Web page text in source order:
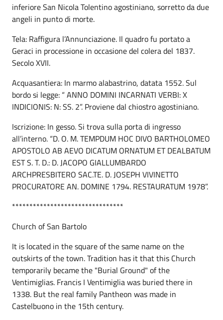
inferiore San Nicola Tolentino agostiniano, sorretto da due
angeli in punto di morte.
Tela: Raffigura l’Annunciazione. Il quadro fu portato a
Geraci in processione in occasione del colera del 1837.
Secolo XVII.
Acquasantiera: In marmo alabastrino, datata 1552. Sul
bordo si legge: “ ANNO DOMINI INCARNATI VERBI: X
INDICIONIS: N: SS. 2”. Proviene dal chiostro agostiniano.
Iscrizione: In gesso. Si trova sulla porta di ingresso
all’interno. “D. O. M. TEMPDUM HOC DIVO BARTHOLOMEO
APOSTOLO AB AEVO DICATUM ORNATUM ET DEALBATUM
EST S. T. D.: D. JACOPO GIALLUMBARDO
ARCHPRESBITERO SAC.TE. D. JOSEPH VIVINETTO
PROCURATORE AN. DOMINE 1794. RESTAURATUM 1978”.
********************************
Church of San Bartolo
It is located in the square of the same name on the
outskirts of the town. Tradition has it that this Church
temporarily became the "Burial Ground" of the
Ventimiglias. Francis I Ventimiglia was buried there in
1338. But the real family Pantheon was made in
Castelbuono in the 15th century.